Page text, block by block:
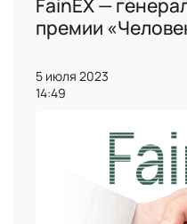
FainEX —
премии
5 июля 2023
14:49